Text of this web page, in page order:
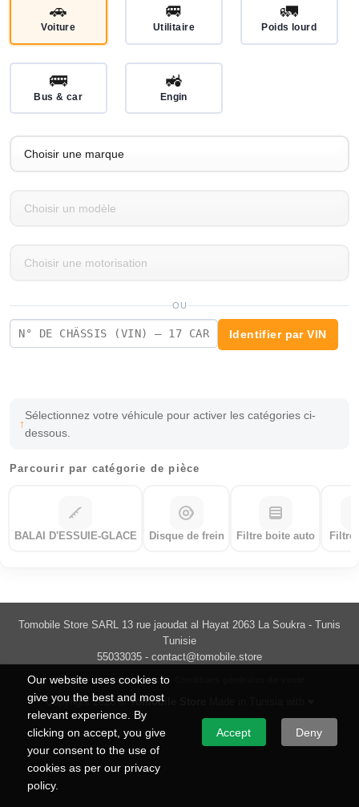
Our website uses cookies to
give you the best and most
relevant experience. By
clicking on accept, you give
your consent to the use of
cookies as per our privacy
policy.
Accept Deny
🚗
Voiture
🚐
Utilitaire
🚛
Poids lourd
🚌
Bus & car
🚜
Engin
OU
Identifier par VIN
Sélectionnez votre véhicule pour activer les catégories ci-
dessous.
Parcourir par catégorie de pièce
BALAI D'ESSUIE-GLACE Disque de frein Filtre boite auto
Tomobile Store SARL 13 rue jaoudat al Hayat 2063 La Soukra - Tunis
Tunisie
55033035 - contact@tomobile.store
Politique de confidentialité
Copyright 2026 ©Tomobile Store